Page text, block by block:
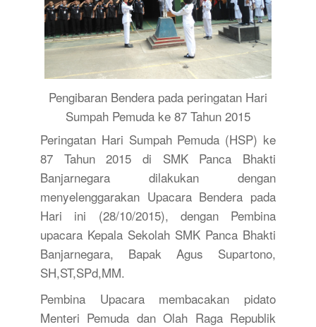
Pengibaran Bendera pada peringatan Hari
Sumpah Pemuda ke 87 Tahun 2015
Peringatan Hari Sumpah Pemuda (HSP) ke
87 Tahun 2015 di SMK Panca Bhakti
Banjarnegara dilakukan dengan
menyelenggarakan Upacara Bendera pada
Hari ini (28/10/2015), dengan Pembina
upacara Kepala Sekolah SMK Panca Bhakti
Banjarnegara, Bapak Agus Supartono,
SH,ST,SPd,MM.
Pembina Upacara membacakan pidato
Menteri Pemuda dan Olah Raga Republik